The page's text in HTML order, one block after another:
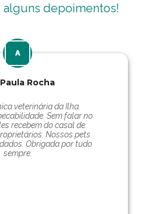
alguns depoimentos!
Rocha
veterinária da Ilha.
Sem falar no
recebem do casal de
Nossos pets
Obrigada por tudo
sempre.